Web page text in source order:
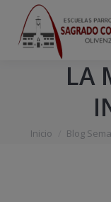
LA
Estás aquí:
Inicio Blog